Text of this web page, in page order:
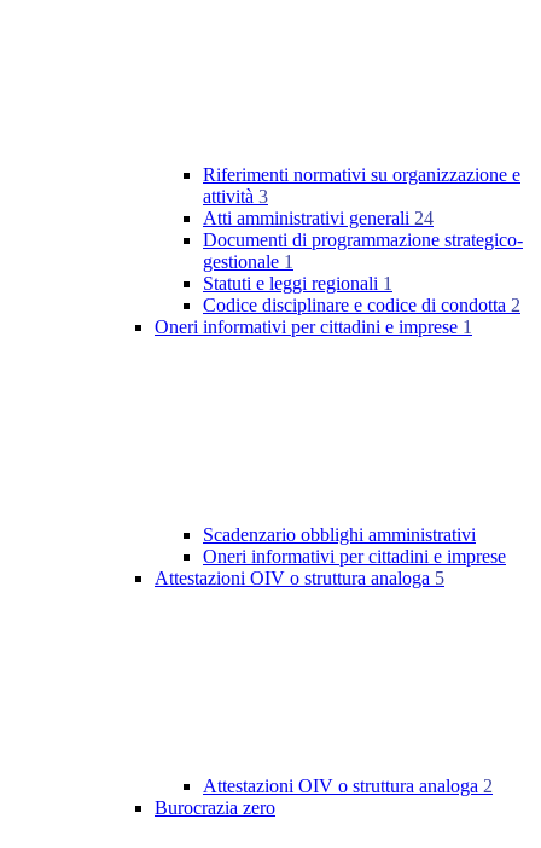
Riferimenti normativi su organizzazione e
attività 3
Atti amministrativi generali 24
Documenti di programmazione strategico-
gestionale 1
Statuti e leggi regionali 1
Codice disciplinare e codice di condotta 2
Oneri informativi per cittadini e imprese 1
Scadenzario obblighi amministrativi
Oneri informativi per cittadini e imprese
Attestazioni OIV o struttura analoga 5
Attestazioni OIV o struttura analoga 2
Burocrazia zero